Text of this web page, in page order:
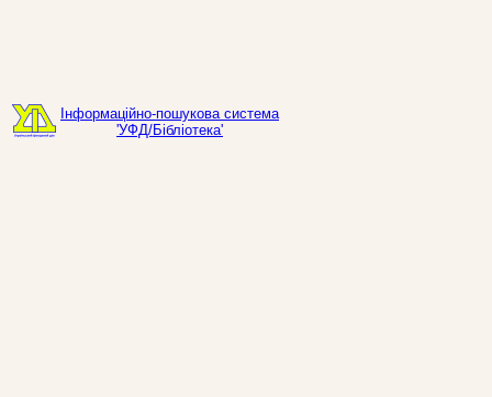
Інформаційно-пошукова система
'УФД/Бібліотека'